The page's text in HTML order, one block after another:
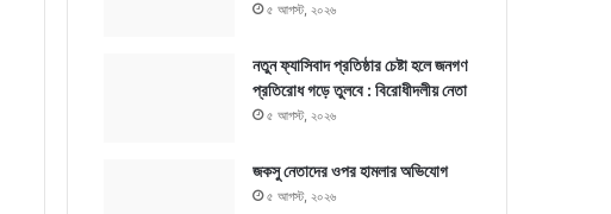
৫ আগস্ট, ২০২৬
নতুন ফ্যাসিবাদ প্রতিষ্ঠার চেষ্টা হলে জনগণ
প্রতিরোধ গড়ে তুলবে : বিরোধীদলীয় নেতা
৫ আগস্ট, ২০২৬
জকসু নেতাদের ওপর হামলার অভিযোগ
৫ আগস্ট, ২০২৬